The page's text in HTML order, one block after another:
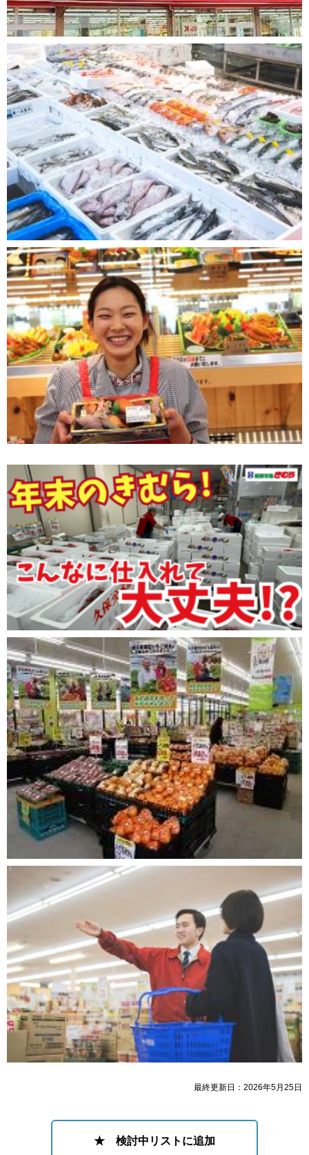
最終更新日：2026年5月25日
★ 検討中リストに追加